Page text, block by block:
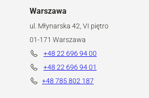
Warszawa
ul. Młynarska 42, VI piętro
01-171 Warszawa
+48 22 696 94 00
+48 22 696 94 01
+48 785 802 187